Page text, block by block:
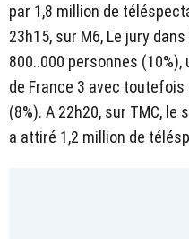
par 1,8 million de
23h15, sur M6, Le jury
800..000 personnes
de France 3 avec
(8%). A 22h20, sur TMC,
a attiré 1,2 million de